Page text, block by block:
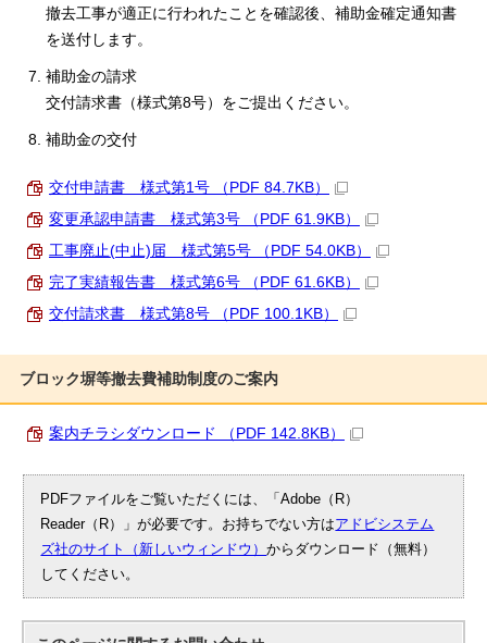
撤去工事が適正に行われたことを確認後、補助金確定通知書
を送付します。
補助金の請求
交付請求書（様式第8号）をご提出ください。
補助金の交付
交付申請書 様式第1号 （PDF 84.7KB）
変更承認申請書 様式第3号 （PDF 61.9KB）
工事廃止(中止)届 様式第5号 （PDF 54.0KB）
完了実績報告書 様式第6号 （PDF 61.6KB）
交付請求書 様式第8号 （PDF 100.1KB）
ブロック塀等撤去費補助制度のご案内
案内チラシダウンロード （PDF 142.8KB）
PDFファイルをご覧いただくには、「Adobe（R）
Reader（R）」が必要です。お持ちでない方はアドビシステム
ズ社のサイト（新しいウィンドウ）からダウンロード（無料）
してください。